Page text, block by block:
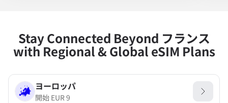
Stay Connected Beyond フランス
with Regional & Global eSIM Plans
ヨーロッパ
開始 EUR9